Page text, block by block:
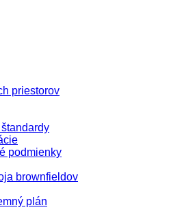
priestorov
podmienky
brownfieldov
plán